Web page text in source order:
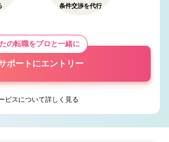
条件交渉を代行
の転職をプロと一緒に
ポートにエントリー
ビスについて詳しく見る